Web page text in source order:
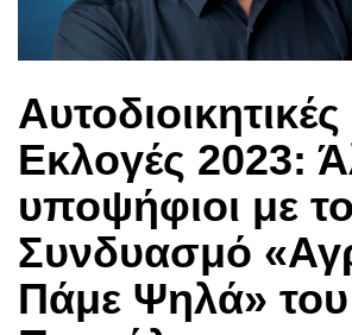
Αυτοδιοικητικές
Εκλογές 2023:
υποψήφιοι με
Συνδυασμό
Πάμε Ψηλά»